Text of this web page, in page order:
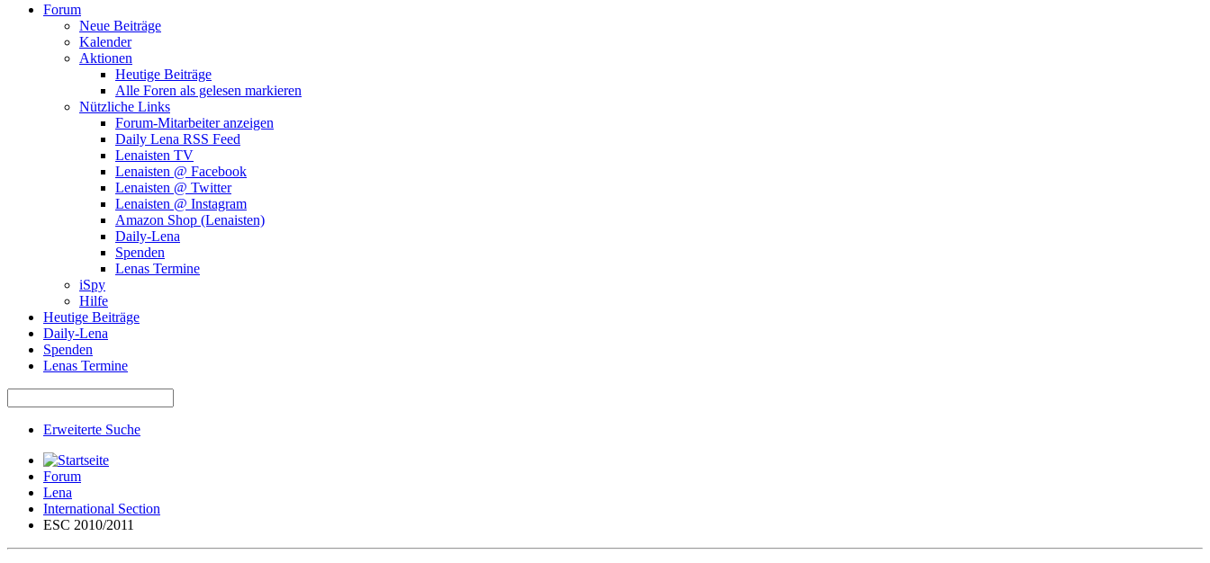
Forum
Neue Beiträge
Kalender
Aktionen
Heutige Beiträge
Alle Foren als gelesen markieren
Nützliche Links
Forum-Mitarbeiter anzeigen
Daily Lena RSS Feed
Lenaisten TV
Lenaisten @ Facebook
Lenaisten @ Twitter
Lenaisten @ Instagram
Amazon Shop (Lenaisten)
Daily-Lena
Spenden
Lenas Termine
iSpy
Hilfe
Heutige Beiträge
Daily-Lena
Spenden
Lenas Termine
Erweiterte Suche
Forum
Lena
International Section
ESC 2010/2011